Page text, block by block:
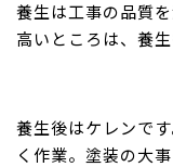
養生は工事の品質
高いところは、養
養生後はケレンで
く作業。塗装の大